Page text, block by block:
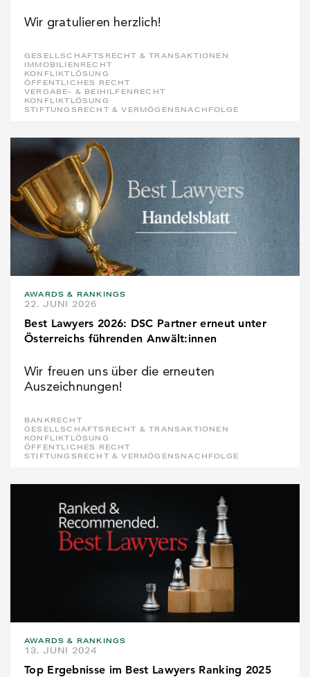
Wir gratulieren herzlich!
GESELLSCHAFTSRECHT & TRANSAKTIONEN
IMMOBILIENRECHT
KONFLIKTLÖSUNG
ÖFFENTLICHES RECHT
VERGABE- & BEIHILFENRECHT
KONFLIKTLÖSUNG
STIFTUNGSRECHT & VERMÖGENSNACHFOLGE
AWARDS & RANKINGS
22. JUNI 2026
Best Lawyers 2026: DSC Partner erneut unter
Österreichs führenden Anwält:innen
Wir freuen uns über die erneuten
Auszeichnungen!
BANKRECHT
GESELLSCHAFTSRECHT & TRANSAKTIONEN
KONFLIKTLÖSUNG
ÖFFENTLICHES RECHT
STIFTUNGSRECHT & VERMÖGENSNACHFOLGE
AWARDS & RANKINGS
13. JUNI 2024
Top Ergebnisse im Best Lawyers Ranking 2025